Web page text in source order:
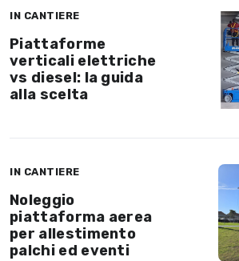
IN CANTIERE
Piattaforme
verticali elettriche
vs diesel: la guida
alla scelta
IN CANTIERE
Noleggio
piattaforma aerea
per allestimento
palchi ed eventi